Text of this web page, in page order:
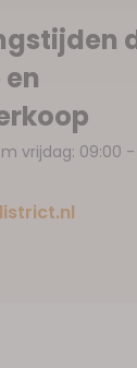
vrijdag: 09:00 -